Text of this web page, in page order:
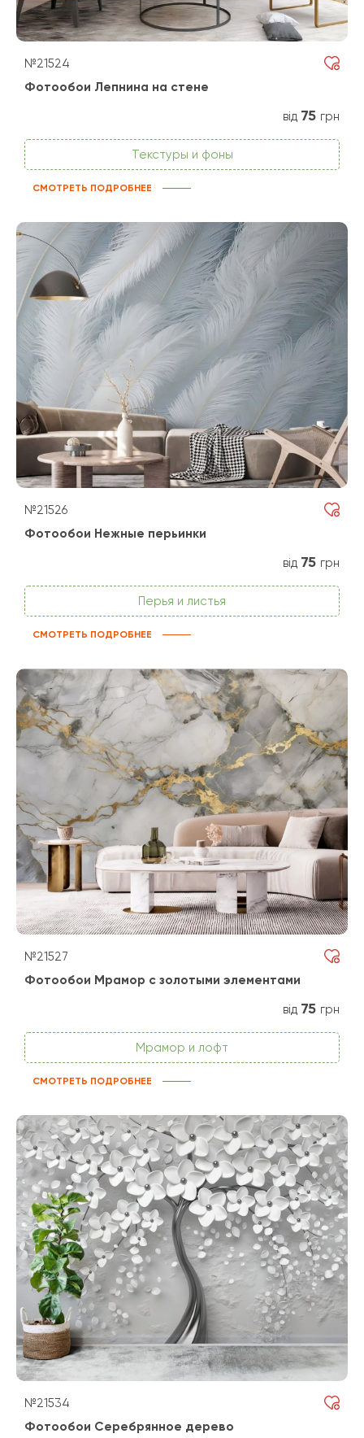
№21524
Фотообои Лепнина на стене
від 75 грн
Текстуры и фоны
СМОТРЕТЬ ПОДРОБНЕЕ
№21526
Фотообои Нежные перьинки
від 75 грн
Перья и листья
СМОТРЕТЬ ПОДРОБНЕЕ
№21527
Фотообои Мрамор с золотыми элементами
від 75 грн
Мрамор и лофт
СМОТРЕТЬ ПОДРОБНЕЕ
№21534
Фотообои Серебрянное дерево